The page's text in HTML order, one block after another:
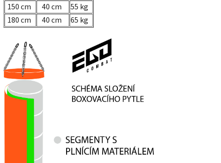
150 cm
40 cm
55 kg
180 cm
40 cm 65 kg